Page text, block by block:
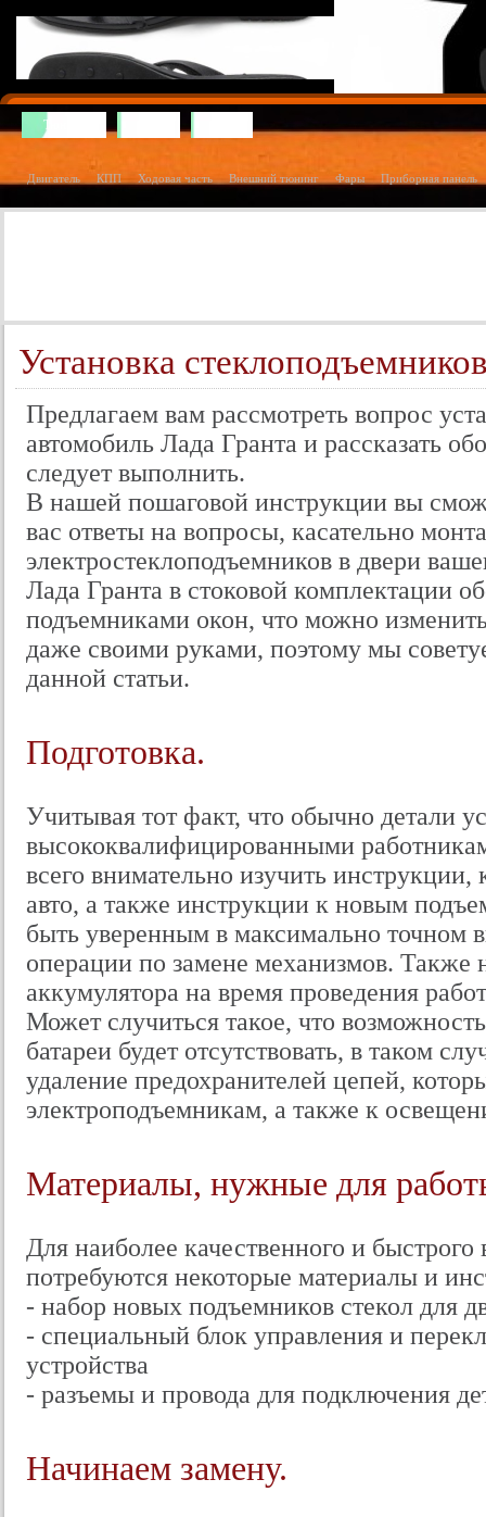
Тюнинг
Двигатель КПП Ходовая часть Внешний тюнинг Фары Приборная панель
Установка
Предлагаем вам рассмотреть вопрос
автомобиль Лада Гранта и рассказать
следует выполнить.
В нашей пошаговой инструкции вы
вас ответы на вопросы, касательно
электростеклоподъемников в двери
Лада Гранта в стоковой комплектации
подъемниками окон, что можно
даже своими руками, поэтому мы
данной статьи.
Подготовка.
Учитывая тот факт, что обычно детали
высококвалифицированными
всего внимательно изучить
авто, а также инструкции к новым
быть уверенным в максимально точном
операции по замене механизмов. Также
аккумулятора на время проведения
Может случиться такое, что
батареи будет отсутствовать, в таком
удаление предохранителей цепей,
электроподъемникам, а также к
Материалы, нужные для
Для наиболее качественного и
потребуются некоторые материалы и
- набор новых подъемников стекол для
- специальный блок управления и
устройства
- разъемы и провода для подключения
Начинаем замену.